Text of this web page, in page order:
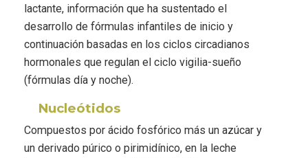
lactante, información que ha sustentado el
desarrollo de fórmulas infantiles de inicio y
continuación basadas en los ciclos circadianos
hormonales que regulan el ciclo vigilia-sueño
(fórmulas día y noche).
Nucleótidos
Compuestos por ácido fosfórico más un azúcar y
un derivado púrico o pirimidínico, en la leche